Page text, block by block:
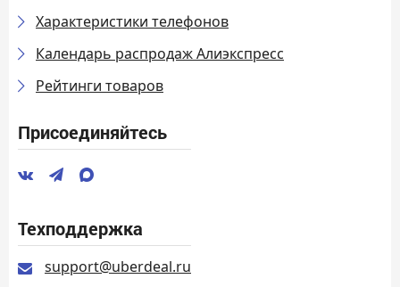
Характеристики телефонов
Календарь распродаж Алиэкспресс
Рейтинги товаров
Присоединяйтесь
Техподдержка
support@uberdeal.ru